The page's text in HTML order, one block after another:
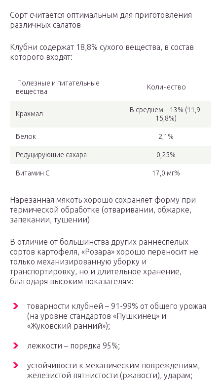
Сорт считается оптимальным для приготовления
различных салатов
Клубни содержат 18,8% сухого вещества, в состав
которого входят:
Полезные и питательные
вещества
Количество
Крахмал
В среднем – 13% (11,9-
15,8%)
Белок 2,1%
Редуцирующие сахара 0,25%
Витамин С 17,0 мг%
Нарезанная мякоть хорошо сохраняет форму при
термической обработке (отваривании, обжарке,
запекании, тушении)
В отличие от большинства других раннеспелых
сортов картофеля, «Розара» хорошо переносит не
только механизированную уборку и
транспортировку, но и длительное хранение,
благодаря высоким показателям:
товарности клубней – 91-99% от общего урожая
(на уровне стандартов «Пушкинец» и
«Жуковский ранний»);
лежкости – порядка 95%;
устойчивости к механическим повреждениям,
железистой пятнистости (ржавости), ударам;